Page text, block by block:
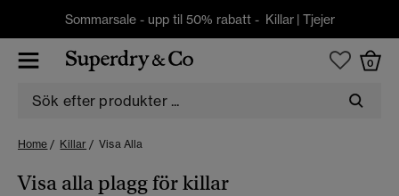
Sommarsale - upp til 50% rabatt - Killar| Tjejer
0
Home Killar Visa Alla
Visa alla plagg för killar